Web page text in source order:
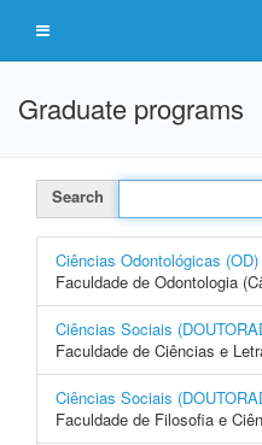
Graduate programs
Search
Ciências Odontológicas
Faculdade de Odontologia
Ciências Sociais
Faculdade de Ciências e
Ciências Sociais
Faculdade de Filosofia e